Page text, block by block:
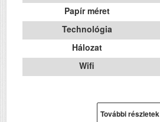
Papír méret
Technológia
Hálozat
Wifi
További részletek